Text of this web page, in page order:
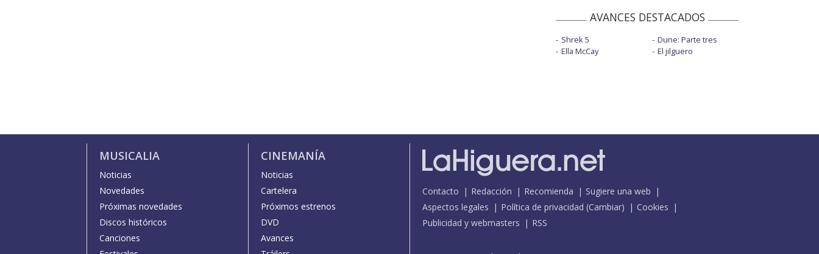
AVANCES DESTACADOS
Shrek 5
Ella McCay
Dune: Parte tres
El jilguero
MUSICALIA
Noticias
Novedades
Próximas novedades
Discos históricos
Canciones
CINEMANÍA
Noticias
Cartelera
Próximos estrenos
DVD
Avances
Contacto Redacción Recomienda
Sugiere una web
Aspectos legales
Política de privacidad (Cambiar)
Cookies
Publicidad y webmasters
RSS